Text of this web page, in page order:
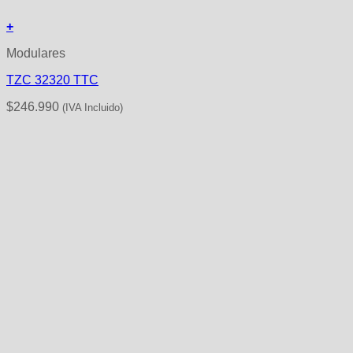
+
Modulares
TZC 32320 TTC
$246.990 (IVA Incluido)